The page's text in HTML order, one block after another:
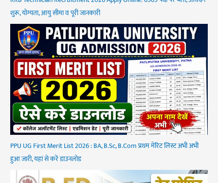
शुरू, योग्यता, आयु सीमा व पूरी जानकारी
PPU UG First Merit List 2026 : BA, B.Sc, B.Com प्रथम मेरिट लिस्ट अभी अभी
हुआ जारी, यहां से करें डाउनलोड